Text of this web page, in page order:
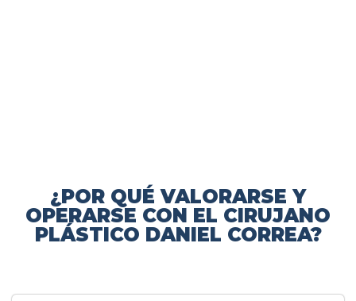
¿POR QUÉ VALORARSE Y
OPERARSE CON EL CIRUJANO
PLÁSTICO DANIEL CORREA?